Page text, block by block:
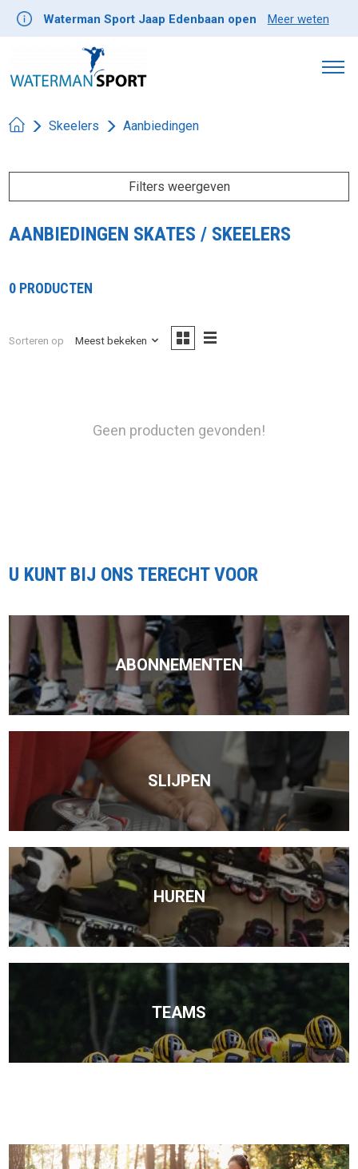
Waterman Sport Jaap Edenbaan open Meer weten
Skeelers Aanbiedingen
Filters weergeven
AANBIEDINGEN SKATES / SKEELERS
0 PRODUCTEN
Sorteren op Meest bekeken
Geen producten gevonden!
U KUNT BIJ ONS TERECHT VOOR
ABONNEMENTEN
SLIJPEN
HUREN
TEAMS